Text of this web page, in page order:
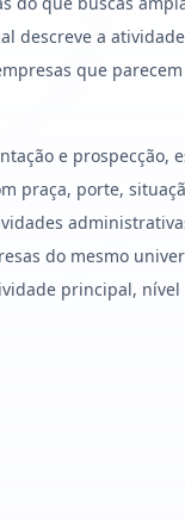
descreve a
que
e prospecção,
praça, porte,
do mesmo
principal, nível